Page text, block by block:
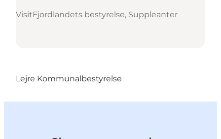
VisitFjordlandets bestyrelse, Suppleanter
Lejre Kommunalbestyrelse